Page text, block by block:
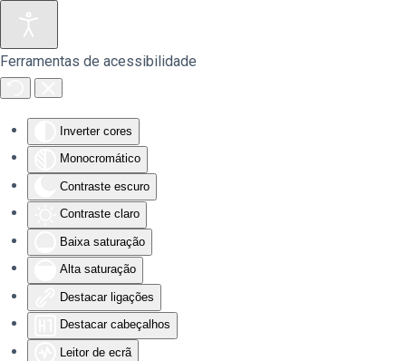
Ferramentas de acessibilidade
Inverter cores
Monocromático
Contraste escuro
Contraste claro
Baixa saturação
Alta saturação
Destacar ligações
Destacar cabeçalhos
Leitor de ecrã
Saltar para o conteúdo principal